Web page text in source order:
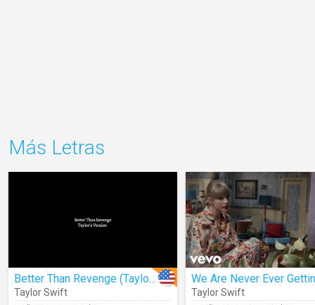
Más Letras
Better Than Revenge (Taylor's Version) (Lyrics)
Taylor Swift Taylor Swift